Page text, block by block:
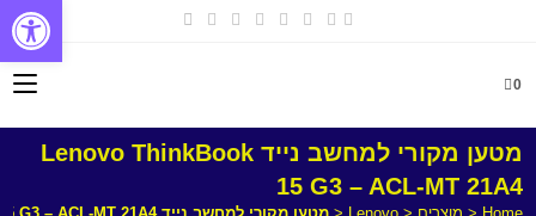
0
מטען מקורי למחשב נייד Lenovo ThinkBook
15 G3 – ACL-MT 21A4